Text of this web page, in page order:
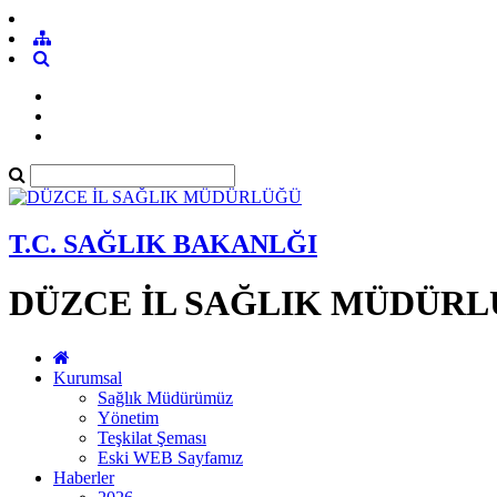
T.C. SAĞLIK BAKANLĞI
DÜZCE İL SAĞLIK
Kurumsal
Sağlık Müdürümüz
Yönetim
Teşkilat Şeması
Eski WEB Sayfamız
Haberler